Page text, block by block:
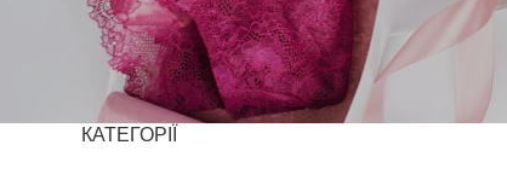
КАТЕГОРІЇ